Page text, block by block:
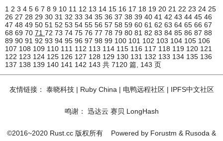
1 2 3 4 5 6 7 8 9 10 11 12 13 14 15 16 17 18 19 20 21 22 23 24 25
26 27 28 29 30 31 32 33 34 35 36 37 38 39 40 41 42 43 44 45 46
47 48 49 50 51 52 53 54 55 56 57 58 59 60 61 62 63 64 65 66 67
68 69 70 71 72 73 74 75 76 77 78 79 80 81 82 83 84 85 86 87 88
89 90 91 92 93 94 95 96 97 98 99 100 101 102 103 104 105 106
107 108 109 110 111 112 113 114 115 116 117 118 119 120 121
122 123 124 125 126 127 128 129 130 131 132 133 134 135 136
137 138 139 140 141 142 143 共 7120 篇, 143 页
友情链接： 泰晓科技| Ruby China | 电鸭远程社区| IPFS中文社区
鸣谢： 迅达云 赛贝 LongHash
©2016~2020 Rust.cc 版权所有 Powered by Forustm & Rusoda &